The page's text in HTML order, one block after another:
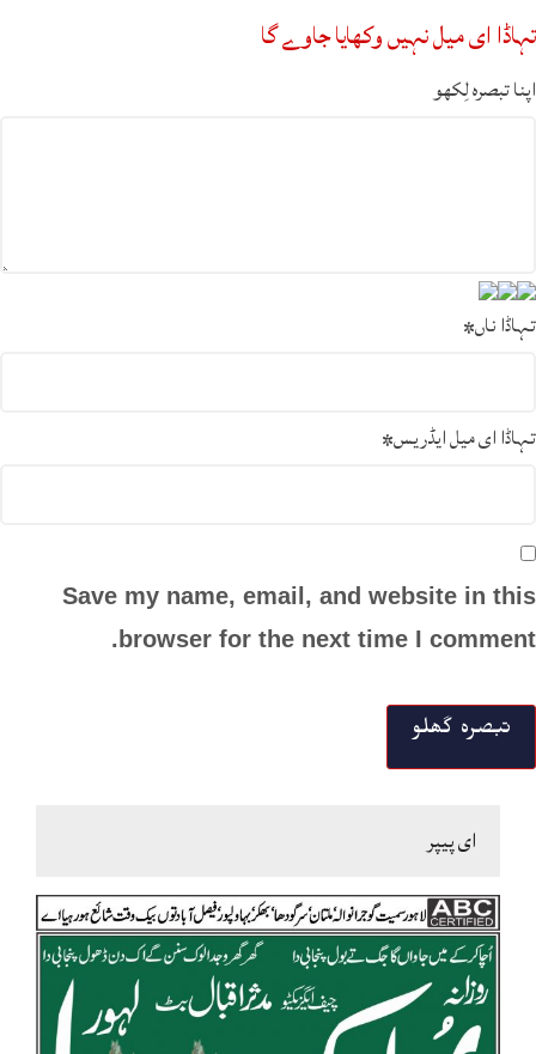
تہاڈا ای میل نہیں وکھایا جاوے گا
اپنا تبصرہ لِکھو
تہاڈا ناں*
تہاڈا ای میل ایڈریس*
Save my name, email, and website in this
browser for the next time I comment.
ای پیپر